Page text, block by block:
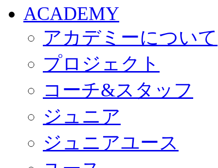
ACADEMY
アカデミーについて
プロジェクト
コーチ&スタッフ
ジュニア
ジュニアユース